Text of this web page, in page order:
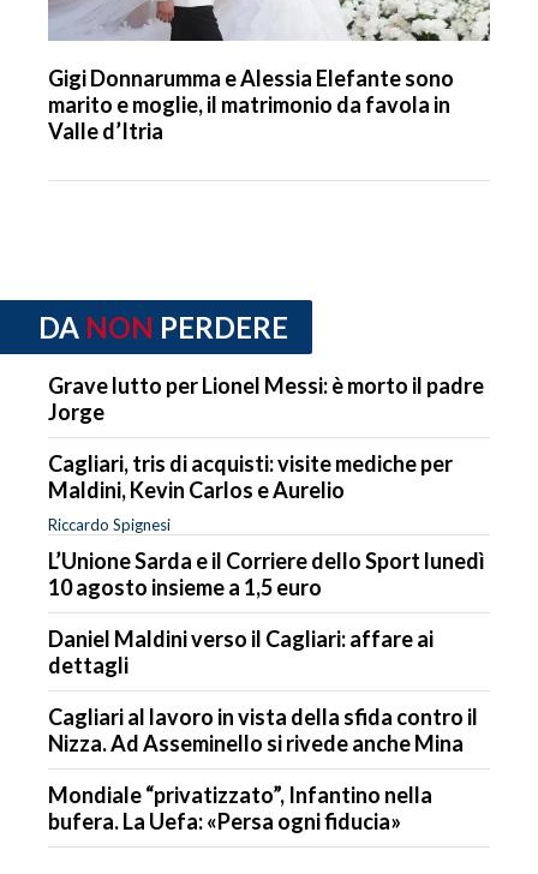
Gigi Donnarumma e Alessia Elefante sono
marito e moglie, il matrimonio da favola in
Valle d’Itria
DA NON PERDERE
Grave lutto per Lionel Messi: è morto il padre
Jorge
Cagliari, tris di acquisti: visite mediche per
Maldini, Kevin Carlos e Aurelio
Riccardo Spignesi
L’Unione Sarda e il Corriere dello Sport lunedì
10 agosto insieme a 1,5 euro
Daniel Maldini verso il Cagliari: affare ai
dettagli
Cagliari al lavoro in vista della sfida contro il
Nizza. Ad Asseminello si rivede anche Mina
Mondiale “privatizzato”, Infantino nella
bufera. La Uefa: «Persa ogni fiducia»